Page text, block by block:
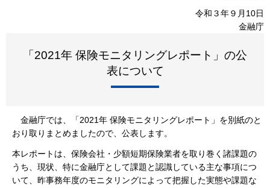
令和３年９月10日
金融庁
「2021年 保険モニタリングレポート」の公
表について
金融庁では、「2021年 保険モニタリングレポート」を別紙のと
おり取りまとめましたので、公表します。
本レポートは、保険会社・少額短期保険業者を取り巻く諸課題の
うち、現状、特に金融庁として課題と認識している主な事項につ
いて、昨事務年度のモニタリングによって把握した実態や課題な